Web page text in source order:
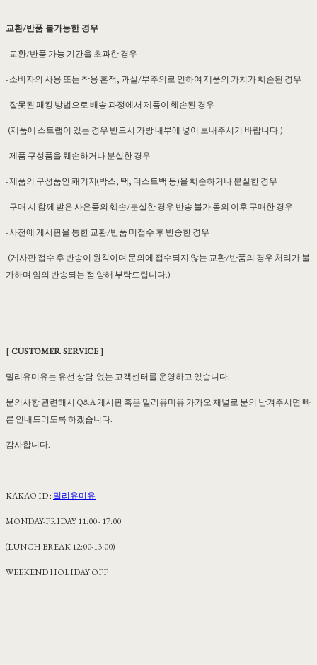
교환/반품 불가능한 경우
- 교환/반품 가능 기간을 초과한 경우
- 소비자의 사용 또는 착용 흔적, 과실/부주의로 인하여 제품의 가치가 훼손된 경우
- 잘못된 패킹 방법으로 배송 과정에서 제품이 훼손된 경우
(제품에 스트랩이 있는 경우 반드시 가방 내부에 넣어 보내주시기 바랍니다.)
- 제품 구성품을 훼손하거나 분실한 경우
- 제품의 구성품인 패키지(박스, 택, 더스트백 등)을 훼손하거나 분실한 경우
- 구매 시 함께 받은 사은품의 훼손/분실한 경우 반송 불가 동의 이후 구매한 경우
- 사전에 게시판을 통한 교환/반품 미접수 후 반송한 경우
(게사판 접수 후 반송이 원칙이며 문의에 접수되지 않는 교환/반품의 경우 처리가 불
가하며 임의 반송되는 점 양해 부탁드립니다.)
[ CUSTOMER SERVICE ]
밀리유미유는 유선 상담 없는 고객센터를 운영하고 있습니다.
문의사항 관련해서 Q&A 게시판 혹은 밀리유미유 카카오 채널로 문의 남겨주시면 빠
른 안내드리도록 하겠습니다.
감사합니다.
KAKAO ID : 밀리유미유
MONDAY-FRIDAY 11:00 - 17:00
(LUNCH BREAK 12:00-13:00)
WEEKEND HOLIDAY OFF